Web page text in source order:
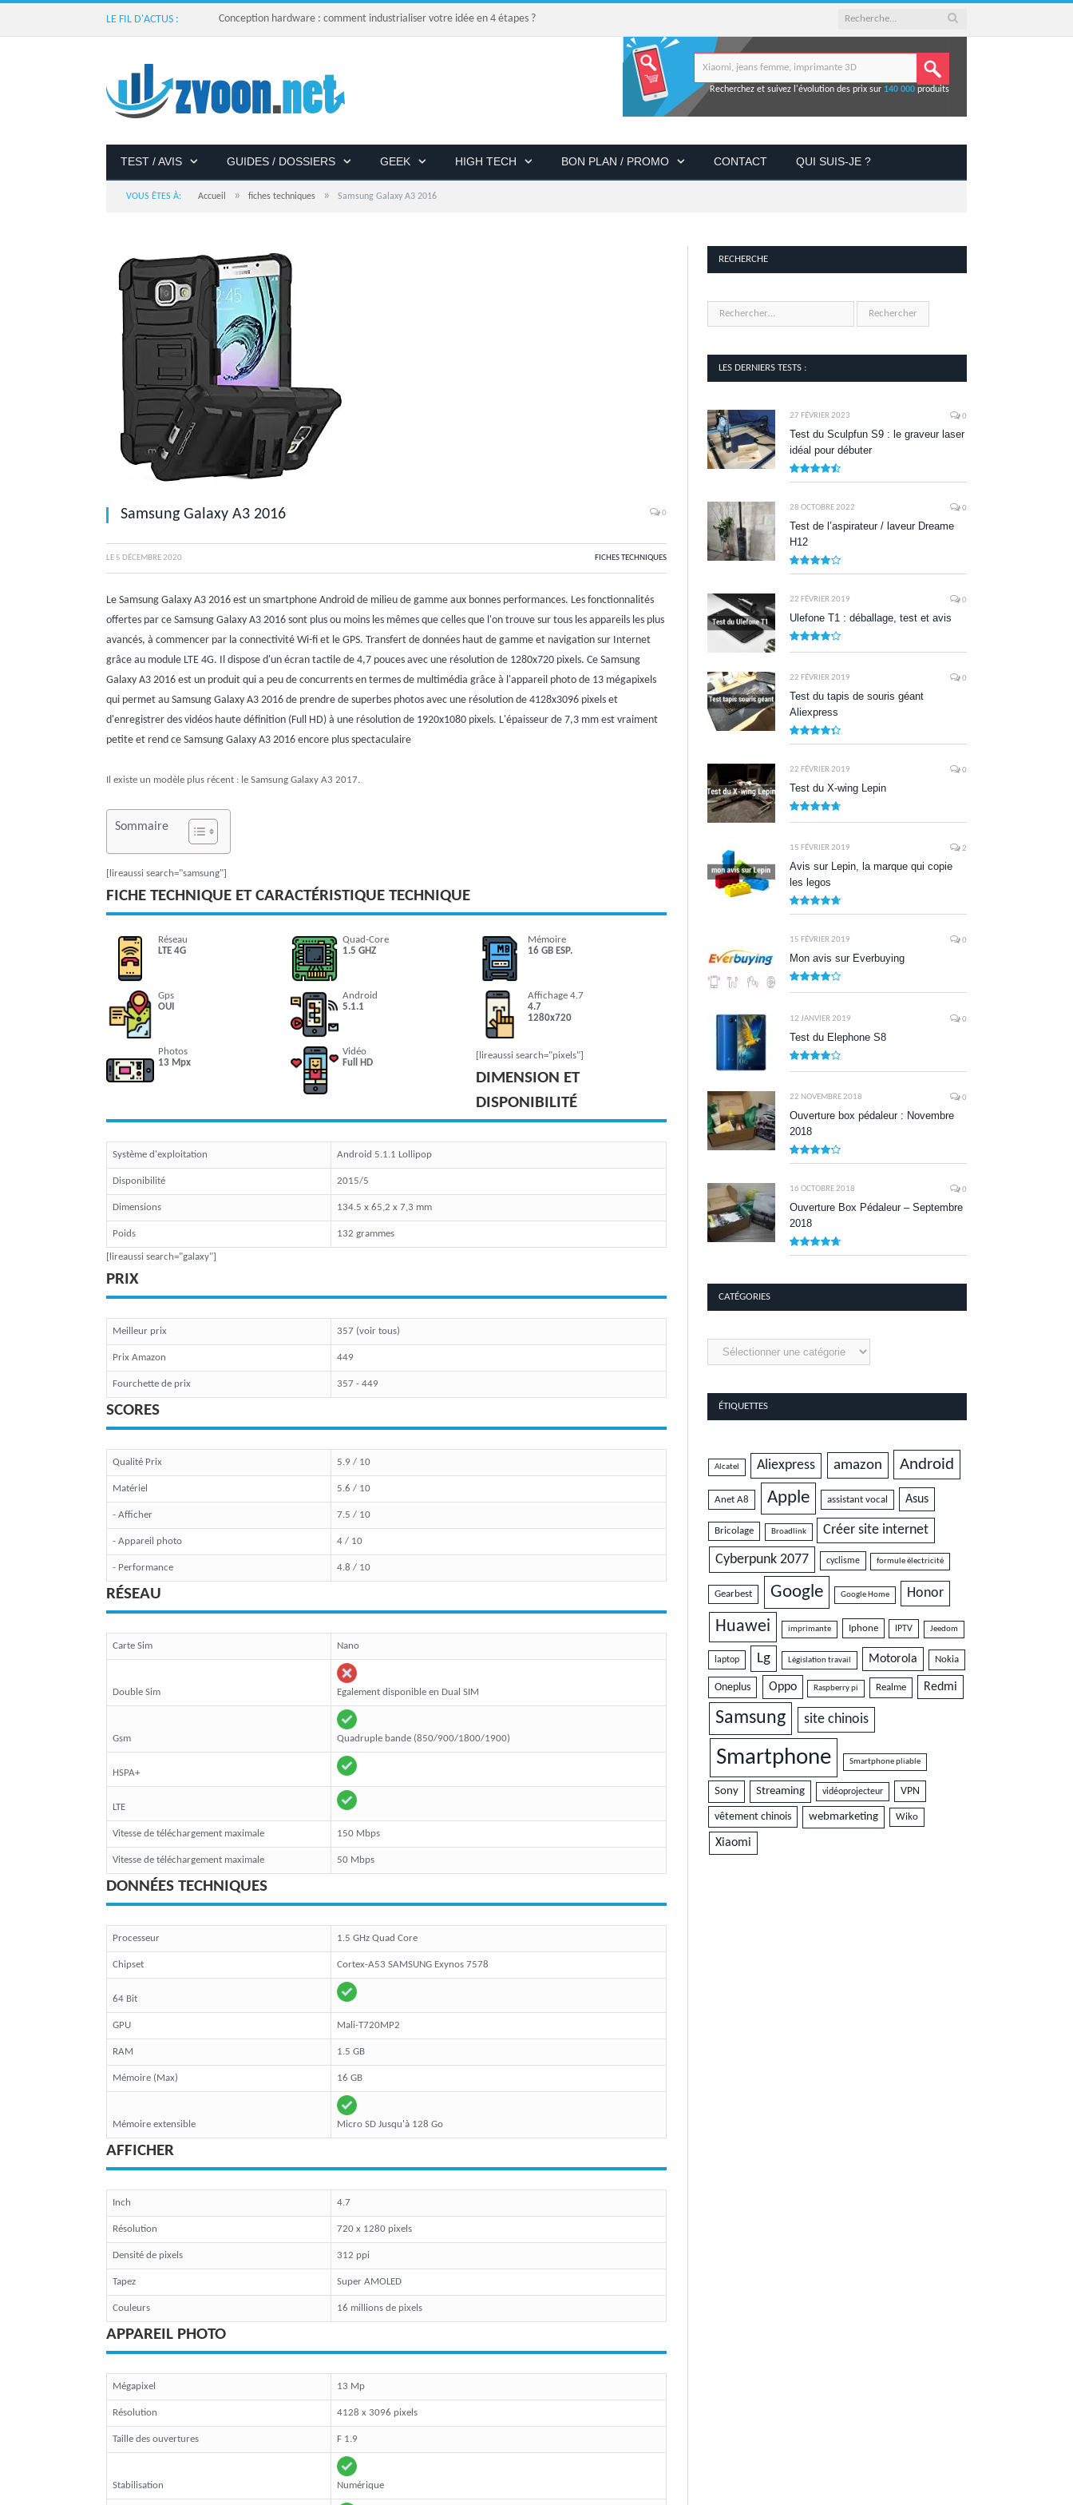
LE FIL D'ACTUS : Conception hardware : comment industrialiser votre idée en 4 étapes ?
Recherchez et suivez l'évolution des prix sur 140 000 produits
TEST / AVIS GUIDES / DOSSIERS GEEK HIGH TECH BON PLAN / PROMO CONTACT QUI SUIS-JE ?
VOUS ÊTES À: Accueil » fiches techniques » Samsung Galaxy A3 2016
Samsung Galaxy A3 2016 0
LE 5 DÉCEMBRE 2020 FICHES TECHNIQUES
Le Samsung Galaxy A3 2016 est un smartphone Android de milieu de gamme aux bonnes performances. Les fonctionnalités
offertes par ce Samsung Galaxy A3 2016 sont plus ou moins les mêmes que celles que l'on trouve sur tous les appareils les plus
avancés, à commencer par la connectivité Wi-fi et le GPS. Transfert de données haut de gamme et navigation sur Internet
grâce au module LTE 4G. Il dispose d'un écran tactile de 4,7 pouces avec une résolution de 1280x720 pixels. Ce Samsung
Galaxy A3 2016 est un produit qui a peu de concurrents en termes de multimédia grâce à l'appareil photo de 13 mégapixels
qui permet au Samsung Galaxy A3 2016 de prendre de superbes photos avec une résolution de 4128x3096 pixels et
d'enregistrer des vidéos haute définition (Full HD) à une résolution de 1920x1080 pixels. L'épaisseur de 7,3 mm est vraiment
petite et rend ce Samsung Galaxy A3 2016 encore plus spectaculaire
Il existe un modèle plus récent : le Samsung Galaxy A3 2017.
Sommaire
[lireaussi search="samsung"]
FICHE TECHNIQUE ET CARACTÉRISTIQUE TECHNIQUE
Réseau
LTE 4G
Quad-Core
1.5 GHZ
Mémoire
16 GB ESP.
Gps
OUI
Android
5.1.1
Affichage 4.7
4.7
1280x720
Photos
13 Mpx
Vidéo
Full HD
[lireaussi search="pixels"]
DIMENSION ET
DISPONIBILITÉ
Système d'exploitation Android 5.1.1 Lollipop
Disponibilité 2015/5
Dimensions 134.5 x 65,2 x 7,3 mm
Poids 132 grammes
[lireaussi search="galaxy"]
PRIX
Meilleur prix 357 (voir tous)
Prix Amazon 449
Fourchette de prix 357 - 449
SCORES
Qualité Prix 5.9 / 10
Matériel 5.6 / 10
- Afficher 7.5 / 10
- Appareil photo 4 / 10
- Performance 4.8 / 10
RÉSEAU
Carte Sim Nano
Double Sim Egalement disponible en Dual SIM
Gsm Quadruple bande (850/900/1800/1900)
HSPA+
LTE
Vitesse de téléchargement maximale 150 Mbps
Vitesse de téléchargement maximale 50 Mbps
DONNÉES TECHNIQUES
Processeur 1.5 GHz Quad Core
Chipset Cortex-A53 SAMSUNG Exynos 7578
64 Bit
GPU Mali-T720MP2
RAM 1.5 GB
Mémoire (Max) 16 GB
Mémoire extensible Micro SD Jusqu'à 128 Go
AFFICHER
Inch 4.7
Résolution 720 x 1280 pixels
Densité de pixels 312 ppi
Tapez Super AMOLED
Couleurs 16 millions de pixels
APPAREIL PHOTO
Mégapixel 13 Mp
Résolution 4128 x 3096 pixels
Taille des ouvertures F 1.9
Stabilisation Numérique
RECHERCHE
LES DERNIERS TESTS :
27 FÉVRIER 2023 0
Test du Sculpfun S9 : le graveur laser
idéal pour débuter
28 OCTOBRE 2022 0
Test de l’aspirateur / laveur Dreame
H12
22 FÉVRIER 2019 0
Ulefone T1 : déballage, test et avis
22 FÉVRIER 2019 0
Test du tapis de souris géant
Aliexpress
22 FÉVRIER 2019 0
Test du X-wing Lepin
15 FÉVRIER 2019 2
Avis sur Lepin, la marque qui copie
les legos
15 FÉVRIER 2019 0
Mon avis sur Everbuying
12 JANVIER 2019 0
Test du Elephone S8
22 NOVEMBRE 2018 0
Ouverture box pédaleur : Novembre
2018
16 OCTOBRE 2018 0
Ouverture Box Pédaleur – Septembre
2018
CATÉGORIES
Catégories
ÉTIQUETTES
Alcatel Aliexpress amazon Android
Anet A8 Apple assistant vocal Asus
Bricolage Broadlink Créer site internet
Cyberpunk 2077 cyclisme formule électricité
Gearbest Google Google Home Honor
Huawei imprimante Iphone IPTV Jeedom
laptop Lg Législation travail Motorola Nokia
Oneplus Oppo Raspberry pi Realme Redmi
Samsung site chinois
Smartphone Smartphone pliable
Sony Streaming vidéoprojecteur VPN
vêtement chinois webmarketing Wiko
Xiaomi